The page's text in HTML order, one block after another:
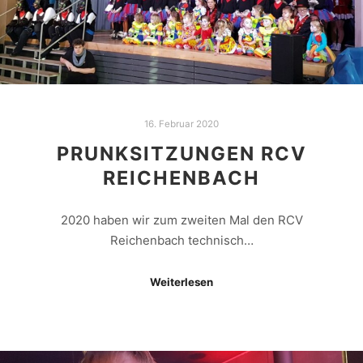
16. Februar 2020
PRUNKSITZUNGEN RCV
REICHENBACH
2020 haben wir zum zweiten Mal den RCV
Reichenbach technisch…
Weiterlesen